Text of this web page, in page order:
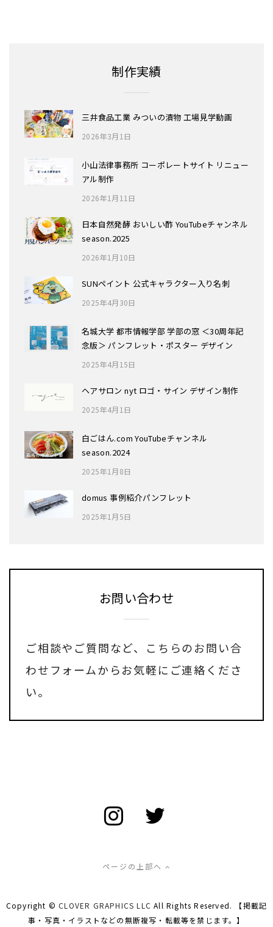
制作実績
三井食品工業 みついの漬物 工場見学動画
2026年3月1日
小山法律事務所 コーポレートサイト リニュー
アル制作
2026年1月11日
日本自然発酵 おいしい酢 YouTubeチャンネル
season.2025
2026年1月10日
SUNペイント 公式キャラクター入り名刺
2025年4月30日
名城大学 都市情報学部 学部の窓 ＜30周年記
念版＞ パンフレット・ポスター デザイン
2025年4月15日
ヘアサロン nyt ロゴ・サイン デザイン制作
2025年4月1日
白ごはん.com YouTubeチャンネル
season.2024
2025年1月8日
domus 事例紹介パンフレット
2025年1月5日
お問い合わせ
ご相談やご質問など、
こちらのお問い合
わせフォームからお気軽にご連絡くださ
い。
ページの上部へ
Copyright ©CLOVER GRAPHICS LLC All Rights Reserved. 【掲載記
事・写真・イラストなどの無断複写・転載等を禁じます。】